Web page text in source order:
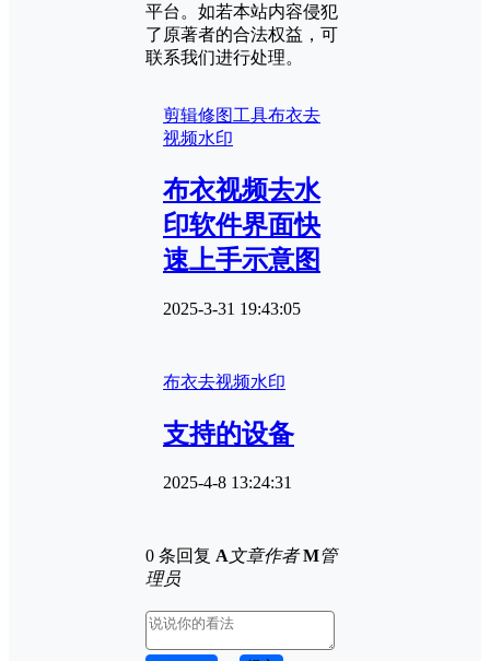
平台。如若本站内容侵犯
了原著者的合法权益，可
联系我们进行处理。
剪辑修图工具布衣去
视频水印
布衣视频去水
印软件界面快
速上手示意图
2025-3-31 19:43:05
布衣去视频水印
支持的设备
2025-4-8 13:24:31
0 条回复 A文章作者 M管
理员